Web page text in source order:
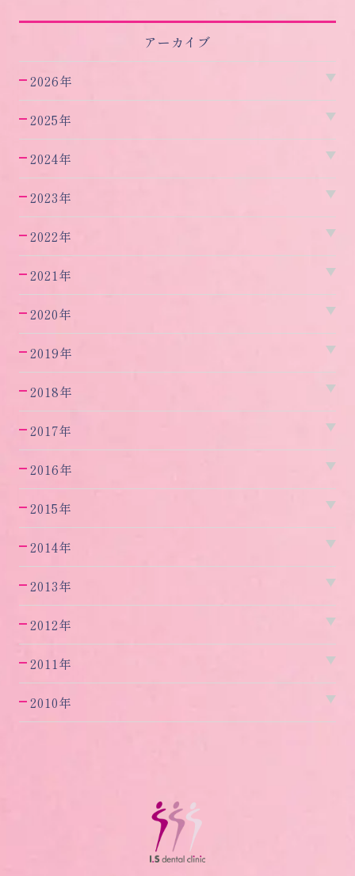
アーカイブ
2026年
2025年
2024年
2023年
2022年
2021年
2020年
2019年
2018年
2017年
2016年
2015年
2014年
2013年
2012年
2011年
2010年